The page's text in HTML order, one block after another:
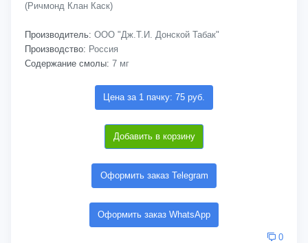
(Ричмонд Клан Каск)
Производитель: ООО "Дж.Т.И. Донской Табак"
Производство: Россия
Содержание смолы: 7 мг
Цена за 1 пачку: 75 руб.
Добавить в корзину
Оформить заказ Telegram
Оформить заказ WhatsApp
0